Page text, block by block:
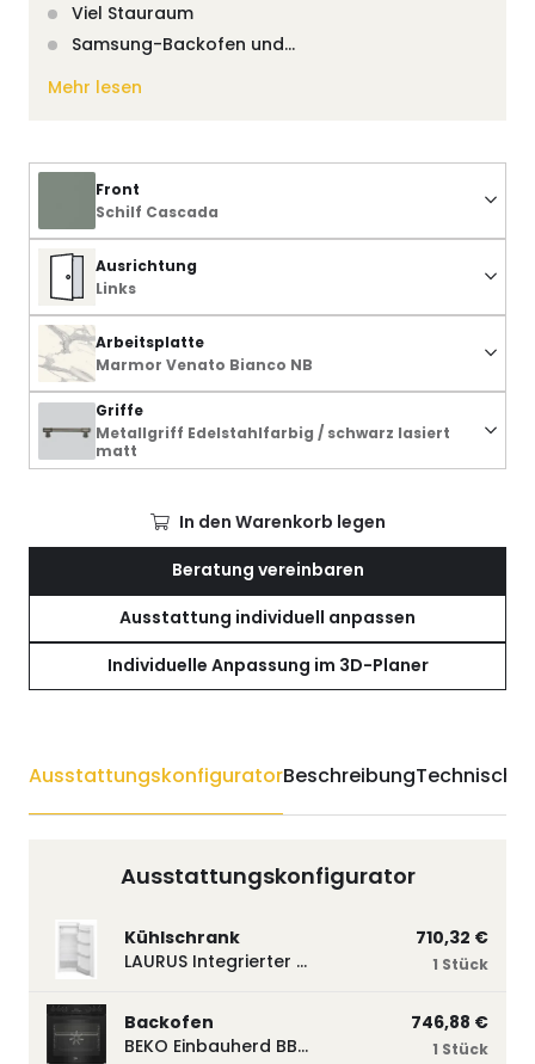
Viel Stauraum
Samsung-Backofen und…
Mehr lesen
Front
Schilf Cascada
Ausrichtung
Links
Arbeitsplatte
Marmor Venato Bianco NB
Griffe
Metallgriff Edelstahlfarbig / schwarz lasiert
matt
In den Warenkorb legen
Beratung vereinbaren
Ausstattung individuell anpassen
Individuelle Anpassung im 3D-Planer
AusstattungskonfiguratorBeschreibungTechnische
Ausstattungskonfigurator
Kühlschrank
LAURUS Integrierter Kühlautomat LKG122E LKG122E
710,32 €
1 Stück
Backofen
BEKO Einbauherd BBUM113N2B mit Hydrolyse, Schwarz BBUM113N2B
746,88 €
1 Stück